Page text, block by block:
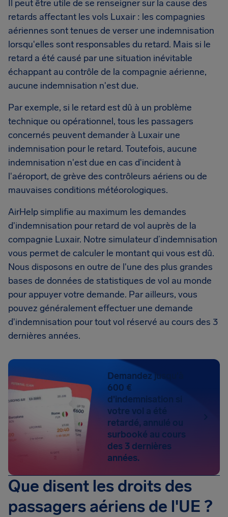
Il peut être utile de se renseigner sur la cause des
retards affectant les vols Luxair : les compagnies
aériennes sont tenues de verser une indemnisation
lorsqu'elles sont responsables du retard. Mais si le
retard a été causé par une situation inévitable
échappant au contrôle de la compagnie aérienne,
aucune indemnisation n'est due.
Par exemple, si le retard est dû à un problème
technique ou opérationnel, tous les passagers
concernés peuvent demander à Luxair une
indemnisation pour le retard. Toutefois, aucune
indemnisation n'est due en cas d'incident à
l'aéroport, de grève des contrôleurs aériens ou de
mauvaises conditions météorologiques.
AirHelp simplifie au maximum les demandes
d'indemnisation pour retard de vol auprès de la
compagnie Luxair. Notre simulateur d’indemnisation
vous permet de calculer le montant qui vous est dû.
Nous disposons en outre de l'une des plus grandes
bases de données de statistiques de vol au monde
pour appuyer votre demande. Par ailleurs, vous
pouvez généralement effectuer une demande
d'indemnisation pour tout vol réservé au cours des 3
dernières années.
Demandez jusqu'à
600 €
d'indemnisation si
votre vol a été
retardé, annulé ou
surbooké au cours
des 3 dernières
années.
Que disent les droits des
passagers aériens de l'UE ?